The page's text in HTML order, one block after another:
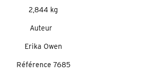
2,844 kg
Auteur
Erika Owen
Référence 7685